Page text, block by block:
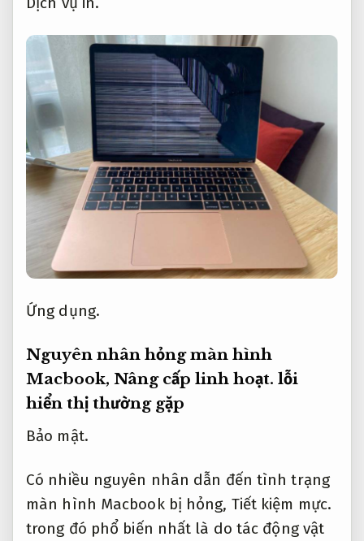
Ứng dụng.
Nguyên nhân hỏng màn hình
Macbook, Nâng cấp linh hoạt. lỗi
hiển thị thường gặp
Bảo mật.
Có nhiều nguyên nhân dẫn đến tình trạng
màn hình Macbook bị hỏng, Tiết kiệm mực.
trong đó phổ biến nhất là do tác động vật